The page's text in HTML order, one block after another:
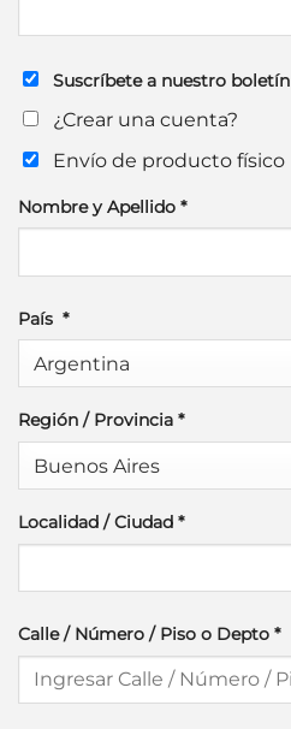
Suscríbete a nuestro boletín
¿Crear una cuenta?
Envío de producto físico
Nombre y Apellido *
País *
Región / Provincia *
Localidad / Ciudad *
Calle / Número / Piso o Depto *